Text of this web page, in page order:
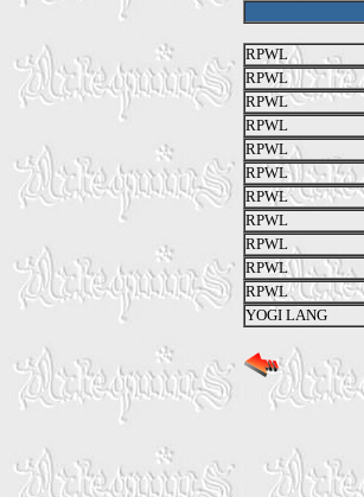
RPWL
RPWL
RPWL
RPWL
RPWL
RPWL
RPWL
RPWL
RPWL
RPWL
RPWL
YOGI LANG